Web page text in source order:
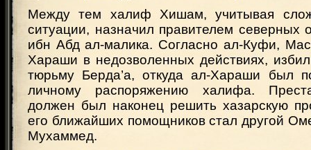
Между тем халиф Хишам, учитывая
ситуации, назначил правителем северных
ибн Абд ал-малика. Согласно ал-Куфи,
Хараши в недозволенных действиях,
тюрьму Берда’а, откуда ал-Хараши был
личному распоряжению халифа.
должен был наконец решить хазарскую
его ближайших помощников стал другой
Мухаммед.